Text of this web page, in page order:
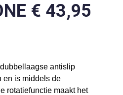
€ 43,95
antislip
en is middels de
rotatiefunctie maakt het